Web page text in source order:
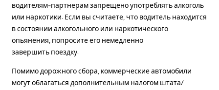
водителям-партнерам запрещено употреблять алкоголь
или наркотики. Если вы считаете, что водитель находится
в состоянии алкогольного или наркотического
опьянения, попросите его немедленно
завершить поездку.
Помимо дорожного сбора, коммерческие автомобили
могут облагаться дополнительным налогом штата/